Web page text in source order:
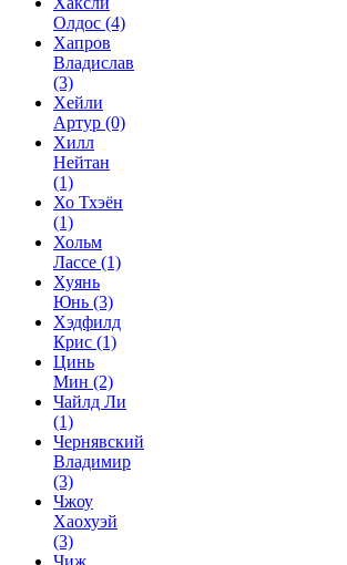
Олдос (4)
Хапров
Владислав
(3)
Хейли
Артур (0)
Хилл
Нейтан
(1)
Хо Тхэён
(1)
Хольм
Лассе (1)
Хуянь
Юнь (3)
Хэдфилд
Крис (1)
Цинь
Мин (2)
Чайлд Ли
(1)
Чернявский
Владимир
(3)
Чжоу
Хаохуэй
(3)
Чиж